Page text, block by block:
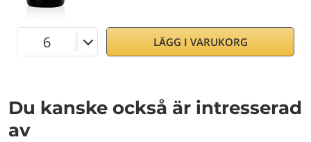
LÄGG I VARUKORG
Du kanske också är intresserad
av